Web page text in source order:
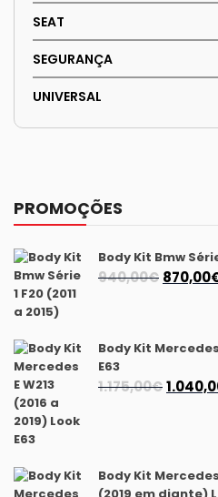
SEAT
SEGURANÇA
UNIVERSAL
PROMOÇÕES
Body Kit Bmw
940,00€ O
era:
870,00
Body Kit Mercedes
E63
1.175,00€O
Body Kit Mercedes